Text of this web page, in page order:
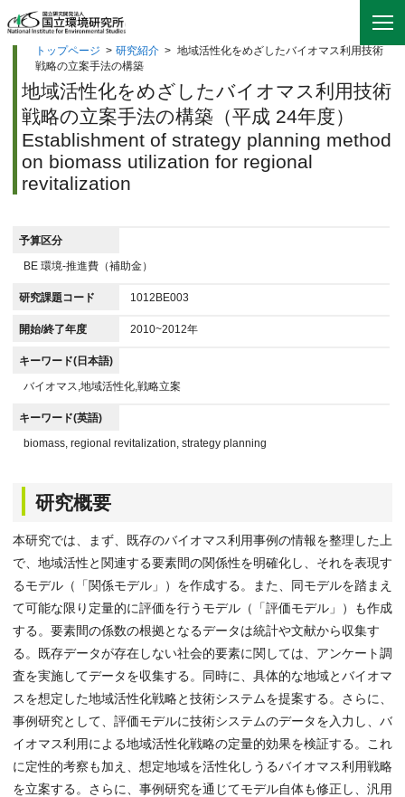
トップページ > 研究紹介 > 地域活性化をめざしたバイオマス利用技術
戦略の立案手法の構築
地域活性化をめざしたバイオマス利用技術
戦略の立案手法の構築（平成 24年度）
Establishment of strategy planning method
on biomass utilization for regional
revitalization
予算区分
BE 環境-推進費（補助金）
研究課題コード 1012BE003
開始/終了年度 2010~2012年
キーワード(日本語)
バイオマス,地域活性化,戦略立案
キーワード(英語)
biomass, regional revitalization, strategy planning
研究概要
本研究では、まず、既存のバイオマス利用事例の情報を整理した上
で、地域活性と関連する要素間の関係性を明確化し、それを表現す
るモデル（「関係モデル」）を作成する。また、同モデルを踏まえ
て可能な限り定量的に評価を行うモデル（「評価モデル」）も作成
する。要素間の係数の根拠となるデータは統計や文献から収集す
る。既存データが存在しない社会的要素に関しては、アンケート調
査を実施してデータを収集する。同時に、具体的な地域とバイオマ
スを想定した地域活性化戦略と技術システムを提案する。さらに、
事例研究として、評価モデルに技術システムのデータを入力し、バ
イオマス利用による地域活性化戦略の定量的効果を検証する。これ
に定性的考察も加え、想定地域を活性化しうるバイオマス利用戦略
を立案する。さらに、事例研究を通じてモデル自体も修正し、汎用